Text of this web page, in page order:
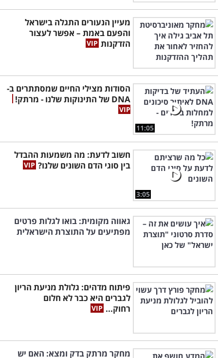
מעיין הנעורים התגלה בישראל
והפעם באמת – אפשר לעצור
הזדקנות
11:05
הסודות מצילי החיים שמסתתרים ב-
DNA של התינוקות שלנו - מרתק!
3:05
חשוב לדעת: מה משמעות ההבדל
בין סוגי הדם השונים שלנו?
גאווה מקומית: בואו לגלות פרטים
מפתיעים על התוצרת הישראלית
פיתוח מדהים: גלולת מניעת הריון
לגברים היא כבר לא חלום
רחוק...
מחקר מרתק בדק ומצא: האם יש